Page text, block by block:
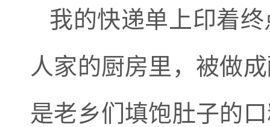
我的快递单上印着
人家的厨房里，被做
是老乡们填饱肚子的